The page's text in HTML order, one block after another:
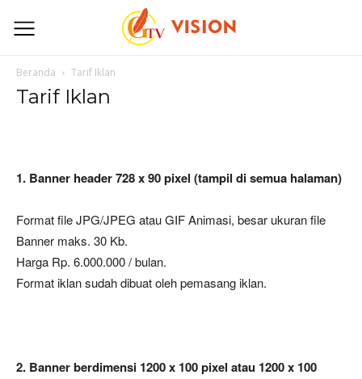
Beranda Tarif Iklan
Tarif Iklan
1. Banner header 728 x 90 pixel (tampil di semua halaman)
Format file JPG/JPEG atau GIF Animasi, besar ukuran file
Banner maks. 30 Kb.
Harga Rp. 6.000.000 / bulan.
Format iklan sudah dibuat oleh pemasang iklan.
2. Banner berdimensi 1200 x 100 pixel atau 1200 x 100